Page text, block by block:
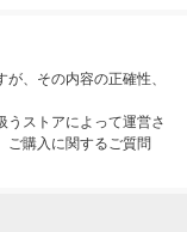
、その内容の正確性、
うストアによって運営さ
ご購入に関するご質問